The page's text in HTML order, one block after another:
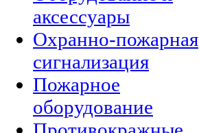
аксессуары
Охранно-пожарная
сигнализация
Пожарное
оборудование